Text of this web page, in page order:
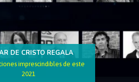
DE CRISTO REGALA
imprescindibles de este
2021